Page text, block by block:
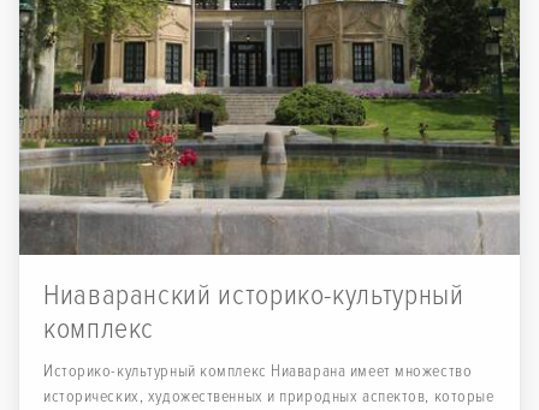
Ниаваранский историко-культурный
комплекс
Историко-культурный комплекс Ниаварана имеет множество
исторических, художественных и природных аспектов, которые